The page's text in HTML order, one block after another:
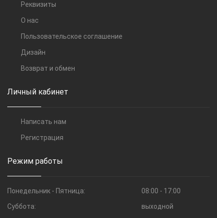
Реквизиты
О нас
Пользовательское соглашение
Дизайн
Возврат и обмен
Личный кабинет
Написать нам
Регистрация
Режим работы
Понедельник - Пятница:
08:00 - 17:00
Суббота:
выходной